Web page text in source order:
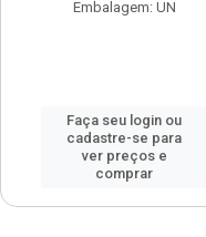
Embalagem: UN
Faça seu login ou
cadastre-se para
ver preços e
comprar